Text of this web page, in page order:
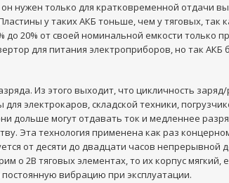
нужен только для кратковременной отдачи
у таких АКБ тоньше, чем у тяговых,
до 20% от своей номинальной емкости
для питания электроприборов, но так
Из этого выходит, что цикличность
электрокаров, складской техники,
дольше могут отдавать ток и медленнее
Эта технология применена как раз
от десяти до двадцати часов непрерывной
2В тяговых элементах, то их корпус мягкий,
вибрацию при эксплуатации.